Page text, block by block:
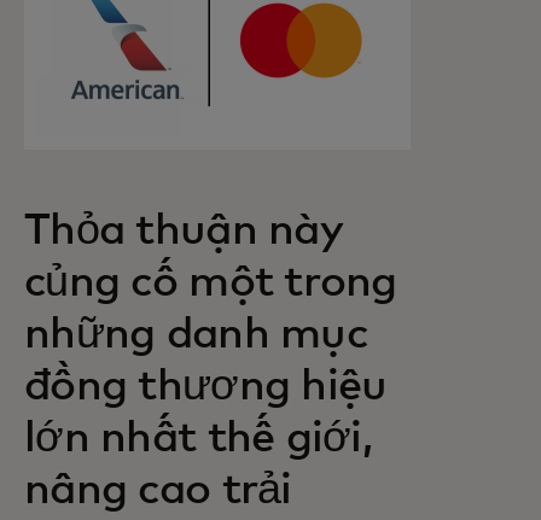
Thỏa thuận này
củng cố một trong
những danh mục
đồng thương hiệu
lớn nhất thế giới,
nâng cao trải